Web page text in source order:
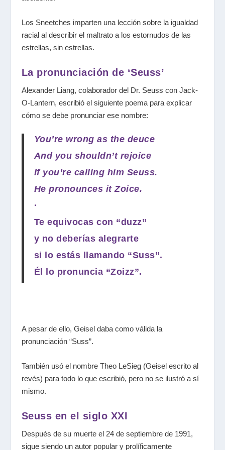
Los Sneetches imparten una lección sobre la igualdad
racial al describir el maltrato a los estornudos de las
estrellas, sin estrellas.
La pronunciación de ‘Seuss’
Alexander Liang, colaborador del Dr. Seuss con Jack-
O-Lantern, escribió el siguiente poema para explicar
cómo se debe pronunciar ese nombre:
You’re wrong as the deuce
And you shouldn’t rejoice
If you’re calling him Seuss.
He pronounces itZoice.
·
Te equivocas con “duzz”
y no deberías alegrarte
si lo estás llamando “Suss”.
Él lo pronuncia “Zoizz”.
A pesar de ello, Geisel daba como válida la
pronunciación “Suss”.
También usó el nombre Theo LeSieg (Geisel escrito al
revés) para todo lo que escribió, pero no se ilustró a sí
mismo.
Seuss en el siglo XXI
Después de su muerte el 24 de septiembre de 1991,
sigue siendo un autor popular y prolíficamente